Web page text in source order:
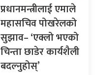
प्रधानमन्त्रीलाई एमाले
महासचिव पोखरेलको
सुझाव– ‘एक्लो भएको
चिन्ता छाडेर कार्यशैली
बदल्नुहोस्’